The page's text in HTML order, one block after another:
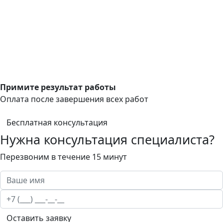
Примите результат работы
Оплата после завершения всех работ
Бесплатная консультация
Нужна консультация специалиста?
Перезвоним в течение 15 минут
Оставить заявку